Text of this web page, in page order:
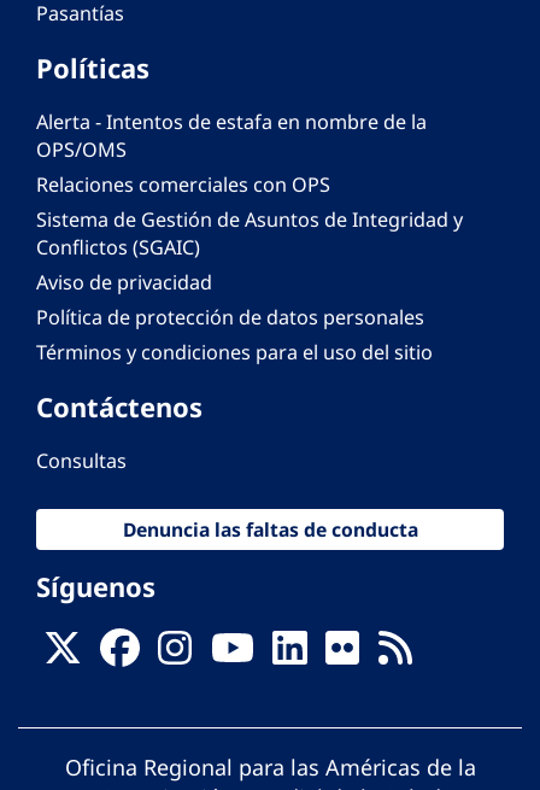
Pasantías
Políticas
Alerta - Intentos de estafa en nombre de la
OPS/OMS
Relaciones comerciales con OPS
Sistema de Gestión de Asuntos de Integridad y
Conflictos (SGAIC)
Aviso de privacidad
Política de protección de datos personales
Términos y condiciones para el uso del sitio
Contáctenos
Consultas
Denuncia las faltas de conducta
Síguenos
Oficina Regional para las Américas de la